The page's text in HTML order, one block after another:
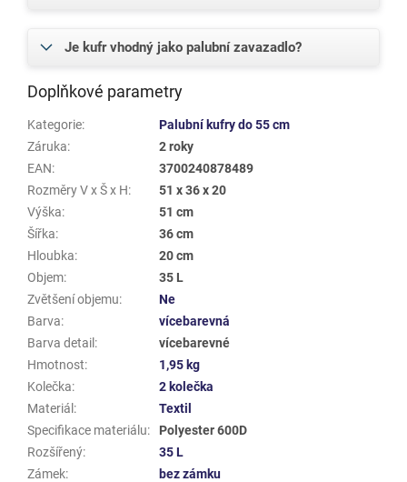
Je kufr vhodný jako palubní zavazadlo?
Doplňkové parametry
Kategorie:
Palubní kufry do 55 cm
Záruka:
2 roky
EAN:
3700240878489
Rozměry V x Š x H:
51 x 36 x 20
Výška:
51 cm
Šířka:
36 cm
Hloubka:
20 cm
Objem:
35 L
Zvětšení objemu:
Ne
Barva:
vícebarevná
Barva detail :
vícebarevné
Hmotnost:
1,95 kg
Kolečka:
2 kolečka
Materiál :
Textil
Specifikace materiálu:
Polyester 600D
Rozšířený:
35 L
Zámek:
bez zámku